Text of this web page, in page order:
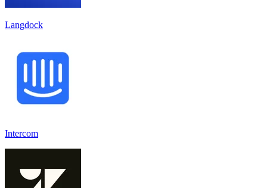
Langdock
Intercom